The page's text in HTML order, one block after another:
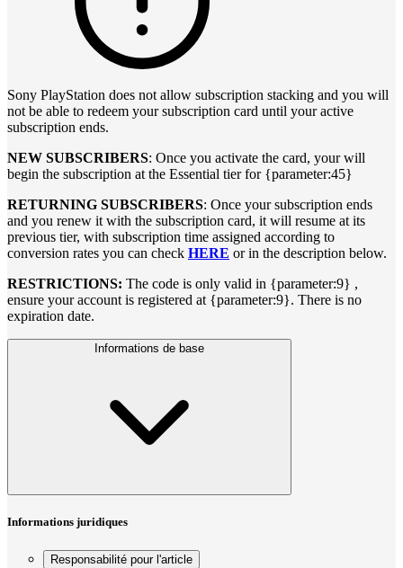
Sony PlayStation does not allow subscription stacking and you will
not be able to redeem your subscription card until your active
subscription ends.
NEW SUBSCRIBERS: Once you activate the card, your will
begin the subscription at the Essential tier for {parameter:45}
RETURNING SUBSCRIBERS: Once your subscription ends
and you renew it with the subscription card, it will resume at its
previous tier, with subscription time assigned according to
conversion rates you can check HERE or in the description below.
RESTRICTIONS: The code is only valid in {parameter:9} ,
ensure your account is registered at {parameter:9}. There is no
expiration date.
Informations de base
Informations juridiques
Responsabilité pour l'article